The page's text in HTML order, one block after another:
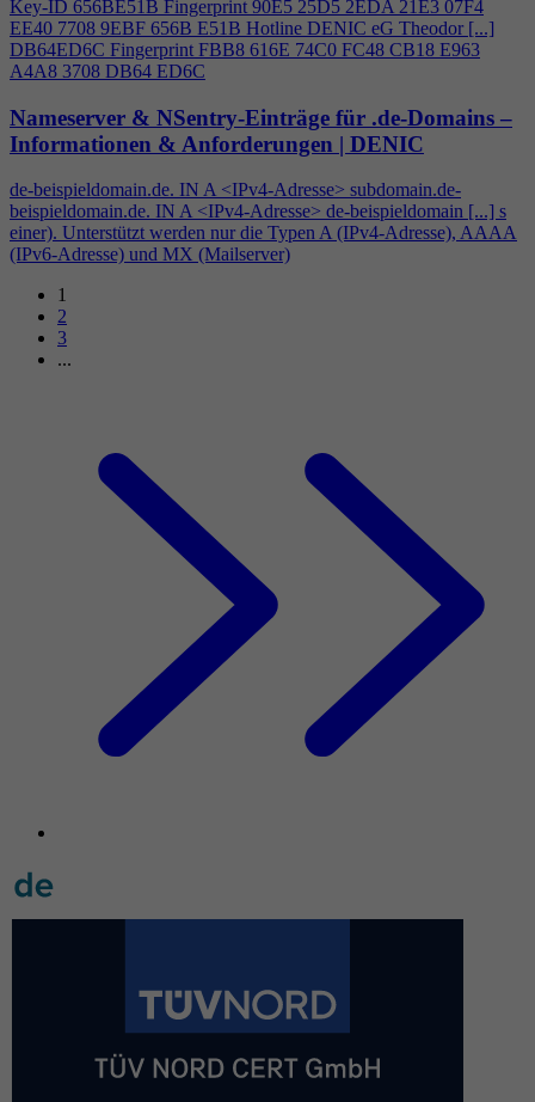
Key-ID 656BE51B Fingerprint 90E5 25D5 2EDA 21E3 07F4
EE40 7708 9EBF 656B E51B Hotline DENIC eG Theodor [...]
DB64ED6C Fingerprint FBB8 616E 74C0 FC48 CB18 E963
A4A8 3708 DB64 ED6C
Nameserver & NSentry-Einträge für .de-Domains –
Informationen & Anforderungen | DENIC
de-beispieldomain.de. IN A <IPv4-Adresse> subdomain.de-
beispieldomain.de. IN A <IPv4-Adresse> de-beispieldomain [...] s
einer). Unterstützt werden nur die Typen A (IPv4-Adresse), AAAA
(IPv6-Adresse) und MX (Mailserver)
1
2
3
...